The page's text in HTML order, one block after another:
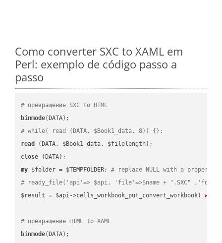
Como converter SXC to XAML em
Perl: exemplo de código passo a
passo
# превращение SXC to HTML
binmode
# while( read (DATA, $Book1_data, 8)) {};
read
close
my $folder = $TEMPFOLDER; # replace NULL with a proper
# ready_file('api'=> $api, 'file'=>$name + ".SXC"
$result = $api->cells_workbook_put_convert_workbook(
# превращение HTML to XAML
binmode